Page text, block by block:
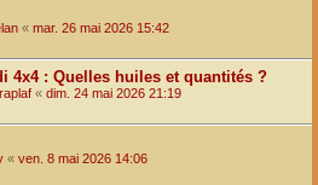
« mar. 26 mai 2026 15:42
4x4 : Quelles huiles et quantités ?
« dim. 24 mai 2026 21:19
« ven. 8 mai 2026 14:06